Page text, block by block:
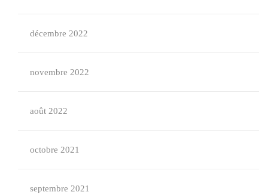
décembre 2022
novembre 2022
août 2022
octobre 2021
septembre 2021